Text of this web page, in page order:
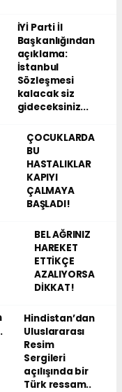
İYİ Parti İl
Başkanlığından
açıklama:
İstanbul
Sözleşmesi
kalacak siz
gideceksiniz...
ÇOCUKLARDA
BU
HASTALIKLAR
KAPIYI
ÇALMAYA
BAŞLADI!
BEL AĞRINIZ
HAREKET
ETTİKÇE
AZALIYORSA
DİKKAT!
Hindistan’dan
Uluslararası
Resim
Sergileri
açılışında bir
Türk ressam..